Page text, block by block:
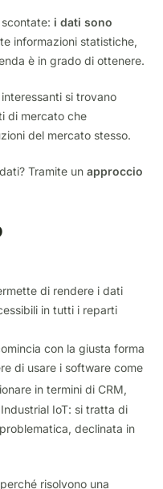
i dati sono
informazioni statistiche,
è in grado di ottenere.
si trovano
di mercato che
del mercato stesso.
Tramite un approccio
di rendere i dati
in tutti i reparti
con la giusta forma
di usare i software come
in termini di CRM,
IoT: si tratta di
declinata in
risolvono una